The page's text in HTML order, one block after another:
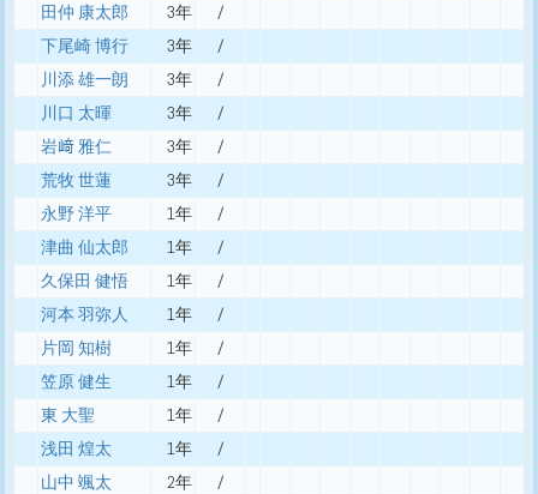
田仲 康太郎
3年
/
下尾崎 博行
3年
/
川添 雄一朗
3年
/
川口 太暉
3年
/
岩﨑 雅仁
3年
/
荒牧 世蓮
3年
/
永野 洋平
1年
/
津曲 仙太郎
1年
/
久保田 健悟
1年
/
河本 羽弥人
1年
/
片岡 知樹
1年
/
笠原 健生
1年
/
東 大聖
1年
/
浅田 煌太
1年
/
山中 颯太
2年
/